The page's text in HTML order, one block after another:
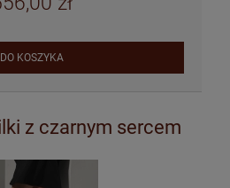
DO KOSZYKA
z czarnym sercem